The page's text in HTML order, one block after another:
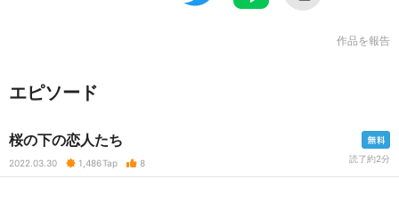
作品を報告
エピソード
桜の下の恋人たち
2022.03.30 1,486Tap 8 読了約2分